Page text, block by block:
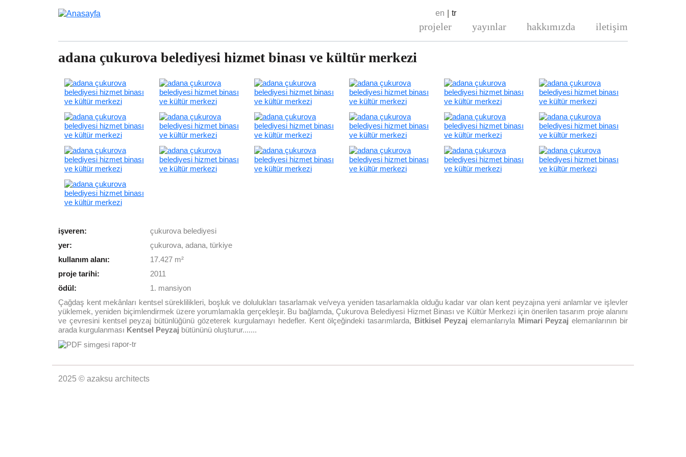
en
tr
projeler yayınlar hakkımızda iletişim
adana çukurova belediyesi hizmet binası ve kültür merkezi
işveren:
çukurova belediyesi
yer:
çukurova, adana, türkiye
kullanım alanı:
17.427 m²
proje tarihi:
2011
ödül:
1. mansiyon
Çağdaş kent mekânları kentsel süreklilikleri, boşluk ve dolulukları tasarlamak ve/veya yeniden tasarlamakla olduğu kadar var olan kent peyzajına yeni anlamlar ve işlevler
yüklemek, yeniden biçimlendirmek üzere yorumlamakla gerçekleşir. Bu bağlamda, Çukurova Belediyesi Hizmet Binası ve Kültür Merkezi için önerilen tasarım proje alanını
ve çevresini kentsel peyzaj bütünlüğünü gözeterek kurgulamayı hedefler. Kent ölçeğindeki tasarımlarda, Bitkisel Peyzaj elemanlarıyla Mimari Peyzaj elemanlarının bir
arada kurgulanması Kentsel Peyzaj bütününü oluşturur.......
rapor-tr
2025 © azaksu architects